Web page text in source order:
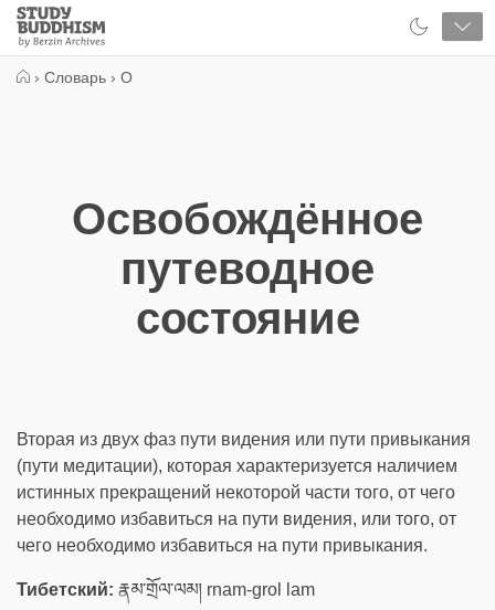
Close
Study
Buddhism
› Словарь › О
Освобождённое
путеводное
состояние
Вторая из двух фаз пути видения или пути привыкания
(пути медитации), которая характеризуется наличием
истинных прекращений некоторой части того, от чего
необходимо избавиться на пути видения, или того, от
чего необходимо избавиться на пути привыкания.
Тибетский: རྣམ་གྲོལ་ལམ། rnam-grol lam